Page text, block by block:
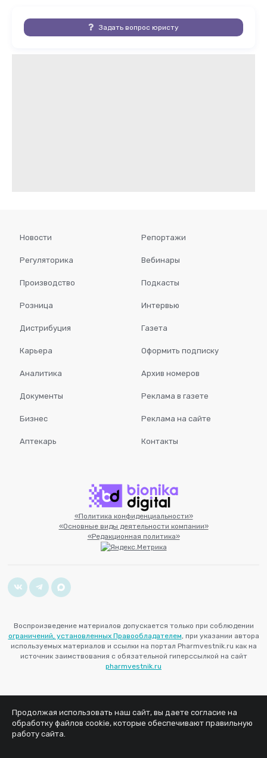
Задать вопрос юристу
«Политика конфиденциальности»
«Основные виды деятельности компании»
«Редакционная политика»
Новости
Регуляторика
Производство
Розница
Дистрибуция
Карьера
Аналитика
Документы
Бизнес
Аптекарь
Репортажи
Вебинары
Подкасты
Интервью
Газета
Оформить подписку
Архив номеров
Реклама в газете
Реклама на сайте
Контакты
Воспроизведение материалов допускается только при соблюдении
ограничений, установленных Правообладателем , при указании автора
используемых материалов и ссылки на портал Pharmvestnik.ru как на
источник заимствования с обязательной гиперссылкой на сайт
pharmvestnik.ru
Продолжая использовать наш сайт, вы даете согласие на
обработку файлов cookie, которые обеспечивают правильную
работу сайта.